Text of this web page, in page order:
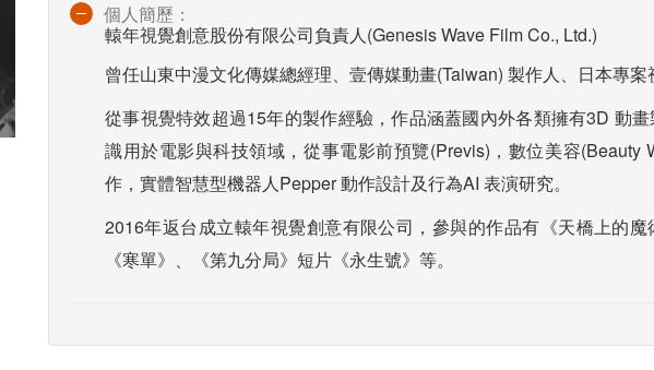
個人簡歷：
轅年視覺創意股份有限公司負責人(Genesis Wave Film Co., Ltd.)
曾任山東中漫文化傳媒總經理、壹傳媒動畫(Taiwan) 製作人、日本專
從事視覺特效超過15年的製作經驗，作品涵蓋國內外各類擁有3D 動
識用於電影與科技領域，從事電影前預覽(Previs)，數位美容(Beauty
作，實體智慧型機器人Pepper 動作設計及行為AI 表演研究。
2016年返台成立轅年視覺創意有限公司，參與的作品有《天橋上的魔
《寒單》、《第九分局》短片《永生號》等。